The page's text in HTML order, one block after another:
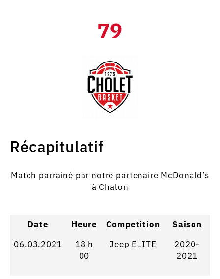
79
Récapitulatif
Match parrainé par notre partenaire McDonald’s
à Chalon
Date Heure Competition
Saison
06.03.2021
18 h
00
Jeep ELITE
2020-
2021